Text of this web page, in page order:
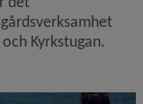
Kyrkstugan.